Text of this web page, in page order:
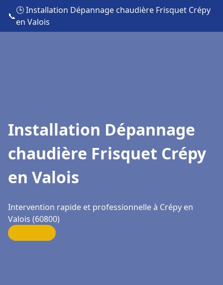
📞
🕒 Installation Dépannage chaudière Frisquet Crépy
en Valois
Installation Dépannage
chaudière Frisquet Crépy
en Valois
Intervention rapide et professionnelle à Crépy en
Valois (60800)